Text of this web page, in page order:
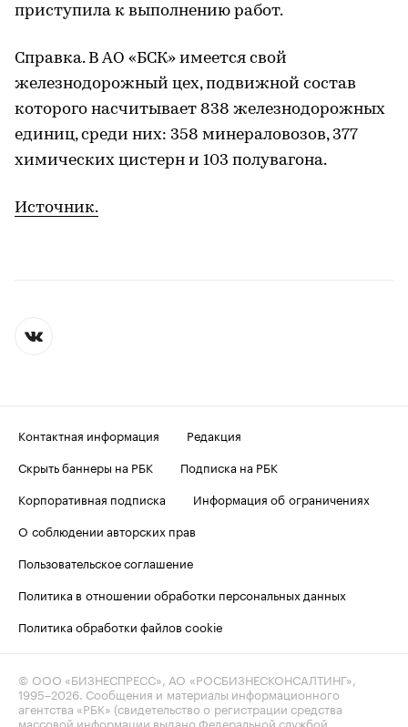
приступила к выполнению работ.
Справка. В АО «БСК» имеется свой
железнодорожный цех, подвижной состав
которого насчитывает 838 железнодорожных
единиц, среди них: 358 минераловозов, 377
химических цистерн и 103 полувагона.
Источник.
Контактная информация
Редакция
Скрыть баннеры на РБК
Подписка на РБК
Корпоративная подписка
Информация об ограничениях
О соблюдении авторских прав
Пользовательское соглашение
Политика в отношении обработки персональных данных
Политика обработки файлов cookie
© ООО «БИЗНЕСПРЕСС», АО «РОСБИЗНЕСКОНСАЛТИНГ»,
1995–2026 . Сообщения и материалы информационного
агентства «РБК» (свидетельство о регистрации средства
массовой информации выдано Федеральной службой